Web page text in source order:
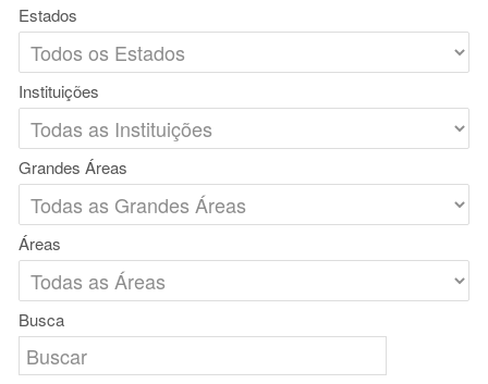
Estados
Instituições
Grandes Áreas
Áreas
Busca